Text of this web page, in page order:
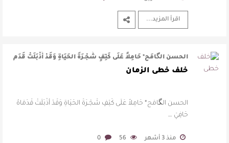
اقرأ المزيد...
الحسن الگامَح* حَامِلاً عَلَى كَتِفٍ شَجْـرَةَ الحَيَاةِ وَقَدْ أَذْبَلَتْ قَدَم
…
خلف خطى الزمان
الحسن الگامَح* حَامِلاً عَلَى كَتِفٍ شَجْـرَةَ الحَيَاةِ وَقَدْ أَذْبَلَتْ قَدَمَاهُ
حَافِيَ …
منذ 3 أشهر 56
0